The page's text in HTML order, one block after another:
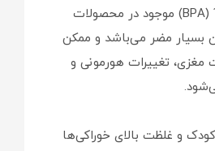
است. زیرا بیسفنول آ (BPA) موجود در محصولات
بسیار مضر می‌باشد و ممکن
تغییرات هورمونی و
و غلظت بالای خوراکی‌ها